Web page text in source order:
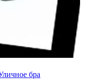
бра